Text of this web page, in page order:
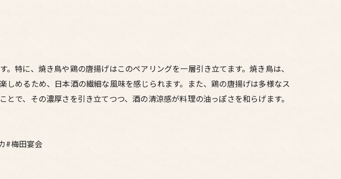
特に、焼き鳥や鶏の唐揚げはこのペアリングを一層引き立てます。焼き鳥は、
めるため、日本酒の繊細な風味を感じられます。また、鶏の唐揚げは多様なス
で、その濃厚さを引き立てつつ、酒の清涼感が料理の油っぽさを和らげます。
#梅田宴会